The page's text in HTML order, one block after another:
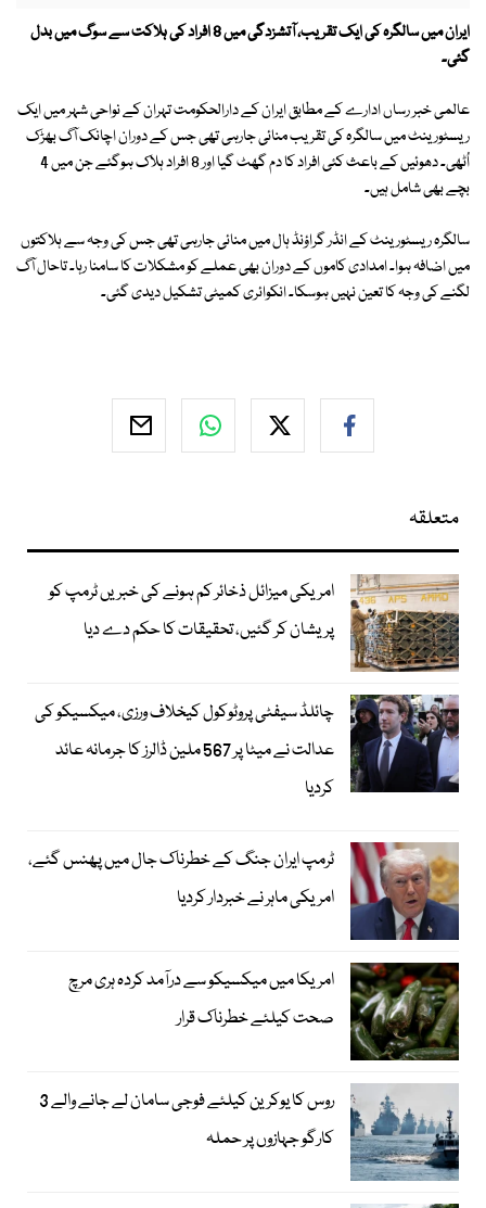
ایران میں سالگرہ کی ایک تقریب، آتشزدگی میں 8 افراد کی ہلاکت سے سوگ میں بدل
گئی۔
عالمی خبر رساں ادارے کے مطابق ایران کے دارالحکومت تہران کے نواحی شہر میں ایک
ریسٹورینٹ میں سالگرہ کی تقریب منائی جارہی تھی جس کے دوران اچانک آگ بھڑک
اُٹھی۔ دھوئیں کے باعث کئی افراد کا دم گھٹ گیا اور 8 افراد ہلاک ہوگئے جن میں 4
بچے بھی شامل ہیں۔
سالگرہ ریسٹورینٹ کے انڈر گراؤنڈ ہال میں منائی جارہی تھی جس کی وجہ سے ہلاکتوں
میں اضافہ ہوا۔ امدادی کاموں کے دوران بھی عملے کو مشکلات کا سامنا رہا۔ تاحال آگ
لگنے کی وجہ کا تعین نہیں ہوسکا۔ انکوائری کمیٹی تشکیل دیدی گئی۔
متعلقہ
امریکی میزائل ذخائر کم ہونے کی خبریں ٹرمپ کو
پریشان کر گئیں، تحقیقات کا حکم دے دیا
چائلڈ سیفٹی پروٹوکول کیخلاف ورزی، میکسیکو کی
عدالت نے میٹا پر 567 ملین ڈالرز کا جرمانہ عائد
کردیا
ٹرمپ ایران جنگ کے خطرناک جال میں پھنس گئے،
امریکی ماہر نے خبردار کردیا
امریکا میں میکسیکو سے درآمد کردہ ہری مرچ
صحت کیلئے خطرناک قرار
روس کا یوکرین کیلئے فوجی سامان لے جانے والے 3
کارگو جہازوں پر حملہ